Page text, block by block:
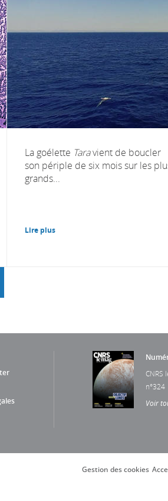
La goélette Taravient de boucler
son périple de six mois sur les
grands...
Lire plus
CNRS
n°324
Voir
Gestion des cookies
garantissant la conformité avec